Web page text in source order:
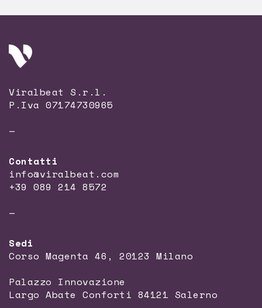
Viralbeat S.r.l.
P.Iva 07174730965
—
Contatti
info@viralbeat.com
+39 089 214 8572
—
Sedi
Corso Magenta 46, 20123 Milano
Palazzo Innovazione
Largo Abate Conforti 84121 Salerno